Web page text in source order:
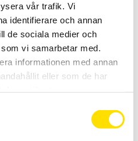
vår trafik. Vi
identifierare och annan
de sociala medier och
vi samarbetar med.
informationen med annan
eller som de har
kr
LÄS MER